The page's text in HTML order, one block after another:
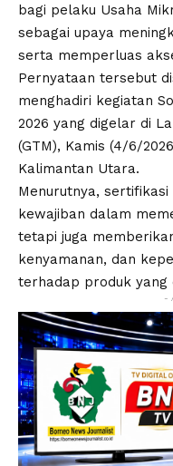
bagi pelaku Usaha
sebagai upaya
serta memperluas
Pernyataan tersebut
menghadiri kegiatan
2026 yang digelar di
(GTM), Kamis (4/6/
Kalimantan Utara.
Menurutnya,
kewajiban dalam
tetapi juga
kenyamanan, dan
terhadap produk yang
-